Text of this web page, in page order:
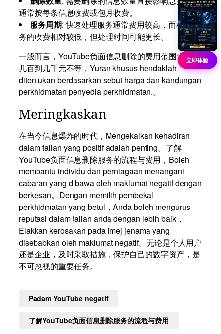
通常按每条信息收费或包月收费。
服务周期:快速处理服务通常费用较高 ，而标准服
务的收费相对较低 ，但处理时间可能更长。
一般而言 ，YouTube负面信息删除的费用范围大致在
几百到几千元不等 ，Yuran khusus hendaklah
ditentukan berdasarkan sebut harga dan kandungan
perkhidmatan penyedia perkhidmatan.。
Meringkaskan
在当今信息爆炸的时代 ，Mengekalkan kehadiran
dalam talian yang positif adalah penting。 了解
YouTube负面信息删除服务的流程与费用 ，Boleh
membantu individu dan perniagaan menangani
cabaran yang dibawa oleh maklumat negatif dengan
berkesan。Dengan memilih pembekal
perkhidmatan yang betul，Anda boleh mengurus
reputasi dalam talian anda dengan lebih baik，
Elakkan kerosakan pada imej jenama yang
disebabkan oleh maklumat negatif。无论是个人用户
还是企业 ， 及时采取措施 ，保护自己的数字资产 ， 是
不可忽视的重要任务。
Padam YouTube negatif
了解YouTube负面信息删除服务的流程与费用
立即体验